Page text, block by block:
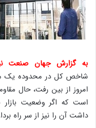
به گزارش جهان صنعت
است که اگر وضعیت
داشت آن را نیز از سر راه